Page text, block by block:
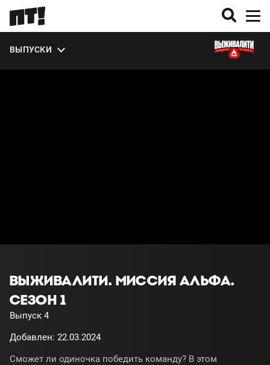
ВЫПУСКИ
УЧАСТНИКИ
О СЕЗОНЕ
ВЫЖИВАЛИТИ. МИССИЯ АЛЬФА.
СЕЗОН 1
Выпуск 4
Добавлен: 22.03.2024
Сможет ли одиночка победить команду? В этом